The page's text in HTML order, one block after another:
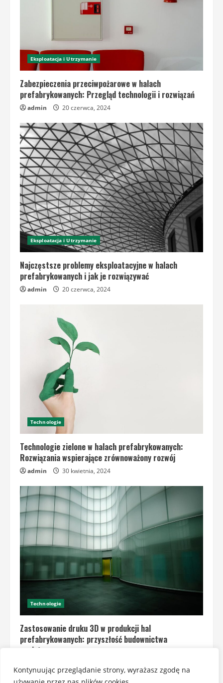
Kontynuując przeglądanie strony, wyrażasz zgodę na
Eksploatacja i Utrzymanie
Zabezpieczenia przeciwpożarowe w halach
prefabrykowanych: Przegląd technologii i rozwiązań
admin 20 czerwca, 2024
Eksploatacja i Utrzymanie
Najczęstsze problemy eksploatacyjne w halach
prefabrykowanych i jak je rozwiązywać
admin 20 czerwca, 2024
Technologie
Technologie zielone w halach prefabrykowanych:
Rozwiązania wspierające zrównoważony rozwój
admin 30 kwietnia, 2024
Technologie
Zastosowanie druku 3D w produkcji hal
prefabrykowanych: przyszłość budownictwa
modułowego